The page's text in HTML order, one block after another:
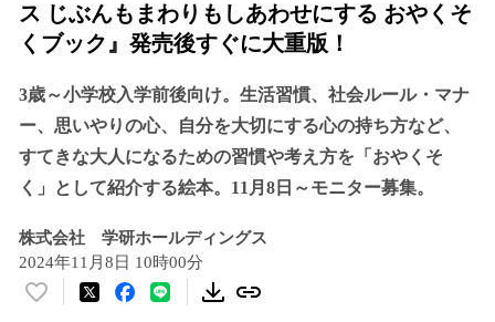
ス じぶんもまわりもしあわせにする おやくそ
くブック』発売後すぐに大重版！
3歳～小学校入学前後向け。生活習慣、社会ルール・マナ
ー、思いやりの心、自分を大切にする心の持ち方など、
すてきな大人になるための習慣や考え方を「おやくそ
く」として紹介する絵本。11月8日～モニター募集。
株式会社 学研ホールディングス
2024年11月8日 10時00分
い